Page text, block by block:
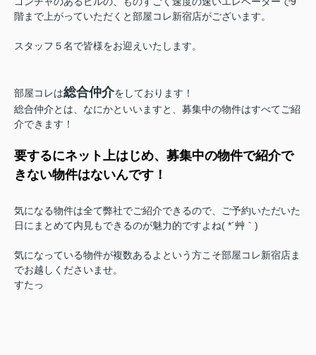
階まで上がっていただくと部屋コレ新宿店がございます。
スタッフ５名で皆様をお迎えいたします。
部屋コレは総合仲介をしております！
総合仲介とは、なにかといいますと、募集中の物件はすべてご紹
介できます！
要するにネット上はじめ、募集中の物件で紹介で
きない物件はないんです！
気になる物件は全て弊社でご紹介できるので、ご予約いただいた
日にまとめて内見もできるのが魅力的ですよね( *´艸｀)
気になっている物件が複数あるよという方こそ部屋コレ新宿店ま
でお越しくださいませ。
すたっ